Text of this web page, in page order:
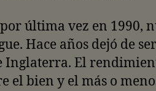
última vez en 1990,
Hace años dejó de
Inglaterra. El
el bien y el más o